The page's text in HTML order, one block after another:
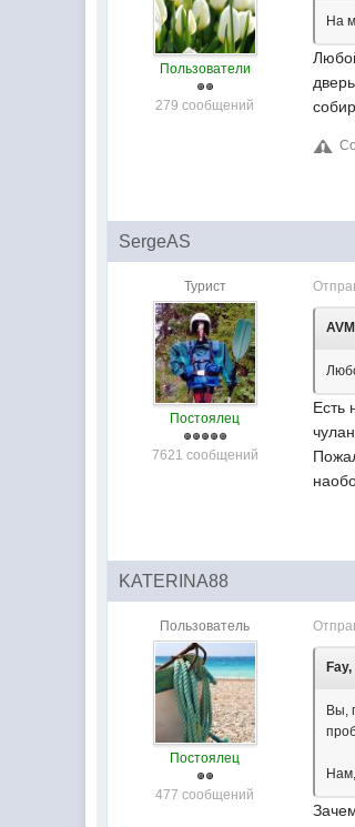
Пользователи
279 сообщений
На
SergeAS
Турист
Постоялец
7621 сообщений
Есть
KATERINA88
Пользователь
Постоялец
477 сообщений
Вы,